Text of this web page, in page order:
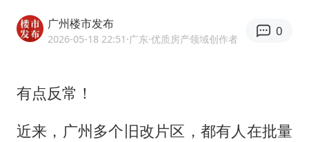
改名后的“青海拉面”店
广州楼市发布
2026-05-18 22:51 ·广东·优质房产领域创作者
0
有点反常！
近来，广州多个旧改片区，都有人在批量